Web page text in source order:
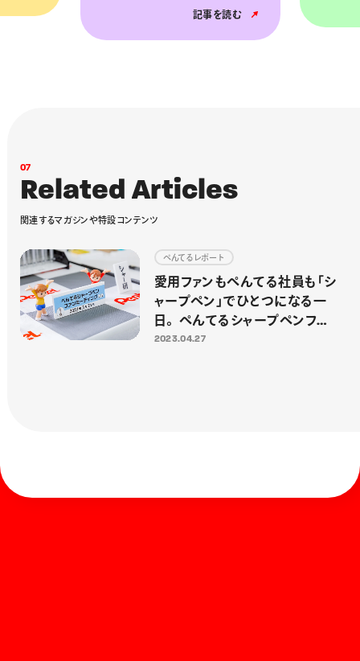
記事を読む
07
Related Articles
関連するマ ガジンや特設コンテンツ
ぺんてるレポート
愛用ファンもぺんてる社員も「シ
ャープペン」でひとつになる一
日。 ぺんてるシャープペンファ
ンミーティング2023をレポート！
2023.04.27